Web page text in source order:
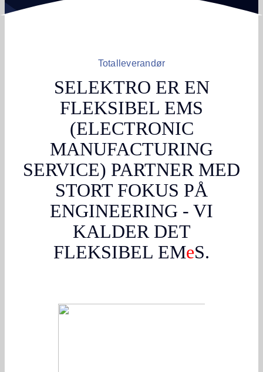
Totalleverandør
SELEKTRO ER EN
FLEKSIBEL EMS
(ELECTRONIC
MANUFACTURING
SERVICE) PARTNER MED
STORT FOKUS PÅ
ENGINEERING - VI
KALDER DET
FLEKSIBEL EMeS.